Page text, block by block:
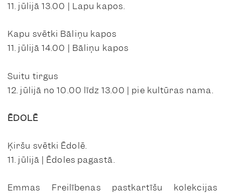
11. jūlijā 13.00 | Lapu kapos.
Kapu svētki Bāliņu kapos
11. jūlijā 14.00 | Bāliņu kapos
Suitu tirgus
12. jūlijā no 10.00 līdz 13.00 | pie kultūras nama.
ĒDOLĒ
Ķiršu svētki Ēdolē.
11. jūlijā | Ēdoles pagastā.
Emmas Freilībenas pastkartīšu kolekcijas